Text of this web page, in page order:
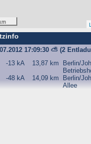
17:09:30 ⛅ (2
-13 kA 13,87 km
Berlin/
-48 kA 14,09 km
Berlin/
Allee